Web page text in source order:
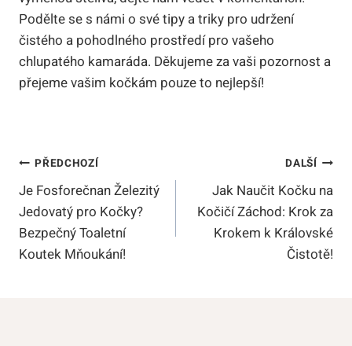
Podělte se s námi ⁣o své‍ tipy a triky pro udržení
čistého a⁢ pohodlného prostředí pro ⁢vašeho
chlupatého kamaráda. Děkujeme za vaši ⁤pozornost ⁤a
přejeme vašim kočkám pouze to nejlepší!
Navigace
Pro
Příspěvek
PŘEDCHOZÍ
Je Fosforečnan Železitý
Jedovatý pro Kočky?
Bezpečný Toaletní
Koutek Mňoukání!
DALŠÍ
Jak Naučit Kočku na
Kočičí Záchod: Krok za
Krokem k Královské
Čistotě!